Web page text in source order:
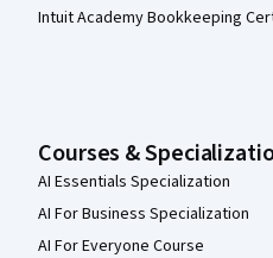
Intuit Academy Bookkeeping
Courses &
AI Essentials Specialization
AI For Business Specialization
AI For Everyone Course